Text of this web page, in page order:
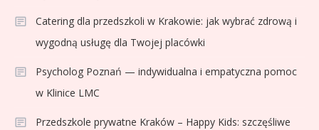
Catering dla przedszkoli w Krakowie: jak wybrać zdrową i
wygodną usługę dla Twojej placówki
Psycholog Poznań — indywidualna i empatyczna pomoc
w Klinice LMC
Przedszkole prywatne Kraków – Happy Kids: szczęśliwe